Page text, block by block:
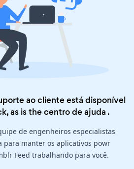
ao cliente está disponível
as is thecentro de ajuda .
de engenheiros especialistas
para manter os aplicativos powr
Feed trabalhando para você.